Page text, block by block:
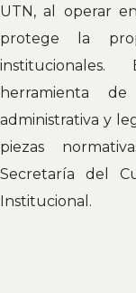
UTN, al operar
protege la
herramienta
administrativa y
piezas
Secretaría del
Institucional.